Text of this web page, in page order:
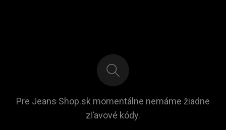
Pre Jeans Shop.sk momentálne nemáme žiadne
zľavové kódy.